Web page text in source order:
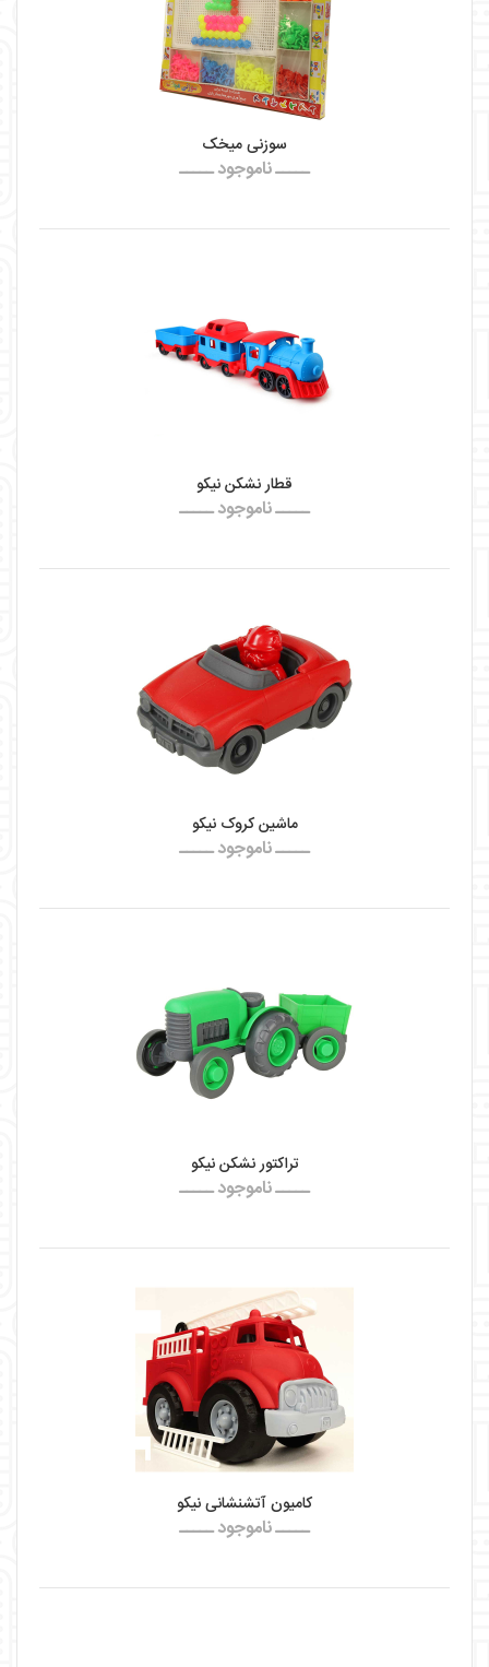
سوزنی میخک
ـــــ ناموجود ـــــ
قطار نشکن نیکو
ـــــ ناموجود ـــــ
ماشین کروک نیکو
ـــــ ناموجود ـــــ
تراکتور نشکن نیکو
ـــــ ناموجود ـــــ
کامیون آتشنشانی نیکو
ـــــ ناموجود ـــــ